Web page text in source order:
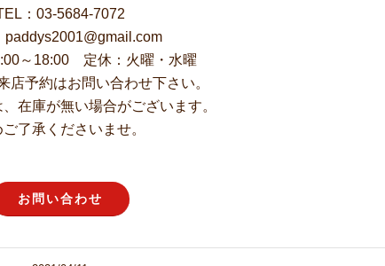
：03-5684-7072
paddys2001@gmail.com
～18:00 定休：火曜・水曜
店予約はお問い合わせ下さい。
在庫が無い場合がございます。
了承くださいませ。
お問い合わせ